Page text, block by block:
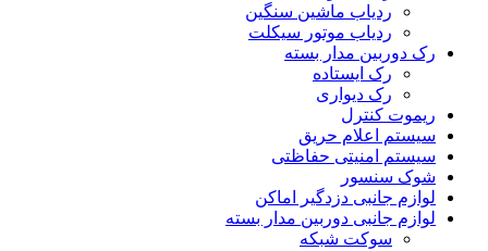
ردیاب ماشین سنگین
ردیاب موتور سیکلت
رک دوربین مدار بسته
رک ایستاده
رک دیواری
ریموت کنترل
سیستم اعلام حریق
سیستم امنیتی حفاظتی
شوک سنسور
لوازم جانبی دزدگیر اماکن
لوازم جانبی دوربین مدار بسته
سوکت شبکه